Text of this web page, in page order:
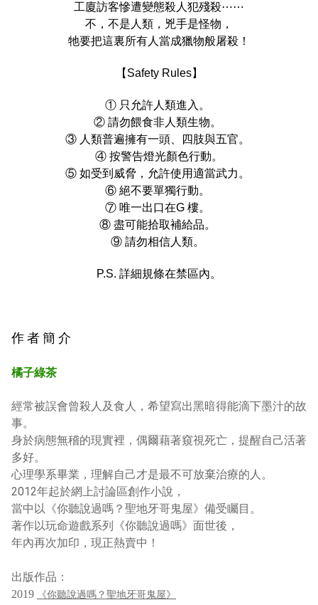
工廈訪客慘遭變態殺人犯殘殺⋯⋯
不，不是人類，兇手是怪物，
牠要把這裏所有人當成獵物般屠殺！
【Safety Rules】
① 只允許人類進入。
② 請勿餵食非人類生物。
③ 人類普遍擁有一頭、四肢與五官。
④ 按警告燈光顏色行動。
⑤ 如受到威脅，允許使用適當武力。
⑥ 絕不要單獨行動。
⑦ 唯一出口在G 樓。
⑧ 盡可能拾取補給品。
⑨ 請勿相信人類。
P.S. 詳細規條在禁區內。
作 者 簡 介
橘子綠茶
經常被誤會曾殺人及食人，希望寫出黑暗得能滴下墨汁的故
事。
身於病態無稽的現實裡，偶爾藉著窺視死亡，提醒自己活著
多好。
心理學系畢業，理解自己才是最不可放棄治療的人。
2012年起於網上討論區創作小說，
當中以《你聽說過嗎？聖地牙哥鬼屋》備受矚目。
著作以玩命遊戲系列《你聽說過嗎》面世後，
年內再次加印，現正熱賣中！
出版作品：
2019
《你聽說過嗎？聖地牙哥鬼屋》